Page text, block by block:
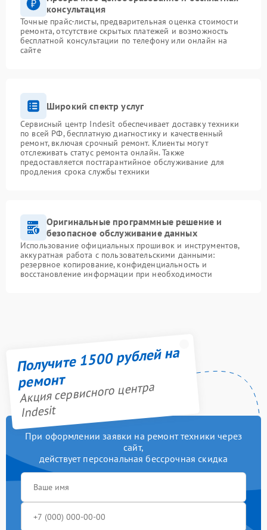
консультация
Точные прайс-листы, предварительная оценка стоимости
ремонта, отсутствие скрытых платежей и возможность
бесплатной консультации по телефону или онлайн на
сайте
Широкий спектр услуг
Сервисный центр Indesit обеспечивает доставку техники
по всей РФ, бесплатную диагностику и качественный
ремонт, включая срочный ремонт. Клиенты могут
отслеживать статус ремонта онлайн. Также
предоставляется постгарантийное обслуживание для
продления срока службы техники
Оригинальные программные решение и
безопасное обслуживание данных
Использование официальных прошивок и инструментов,
аккуратная работа с пользовательскими данными:
резервное копирование, конфиденциальность и
восстановление информации при необходимости
Получите 1500 рублей на
ремонт
Акция сервисного центра
Indesit
При оформлении заявки на ремонт техники через
сайт,
действует персональная бессрочная скидка